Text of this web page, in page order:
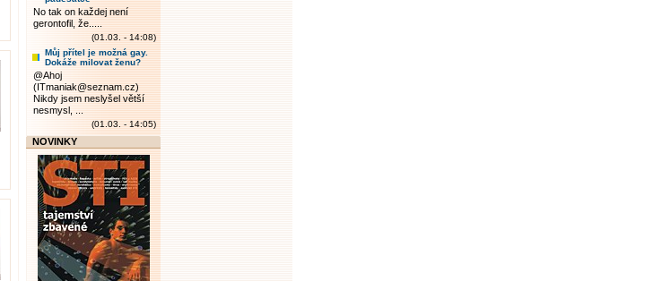
No tak on každej není
gerontofil, že.....
(01.03. - 14:08)
Můj přítel je možná gay.
Dokáže milovat ženu?
@Ahoj
(ITmaniak@seznam.cz)
Nikdy jsem neslyšel větší
nesmysl, ...
(01.03. - 14:05)
NOVINKY